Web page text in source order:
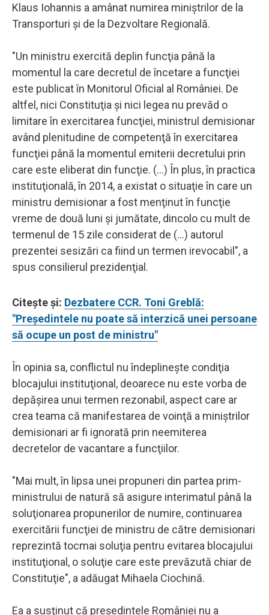
Klaus Iohannis a amânat numirea miniştrilor de la
Transporturi şi de la Dezvoltare Regională.
"Un ministru exercită deplin funcţia până la
momentul la care decretul de încetare a funcţiei
este publicat în Monitorul Oficial al României. De
altfel, nici Constituţia şi nici legea nu prevăd o
limitare în exercitarea funcţiei, ministrul demisionar
având plenitudine de competenţă în exercitarea
funcţiei până la momentul emiterii decretului prin
care este eliberat din funcţie. (...) În plus, în practica
instituţională, în 2014, a existat o situaţie în care un
ministru demisionar a fost menţinut în funcţie
vreme de două luni şi jumătate, dincolo cu mult de
termenul de 15 zile considerat de (...) autorul
prezentei sesizări ca fiind un termen irevocabil", a
spus consilierul prezidenţial.
Citește și: Dezbatere CCR. Toni Greblă:
"Preşedintele nu poate să interzică unei persoane
să ocupe un post de ministru"
În opinia sa, conflictul nu îndeplineşte condiţia
blocajului instituţional, deoarece nu este vorba de
depăşirea unui termen rezonabil, aspect care ar
crea teama că manifestarea de voinţă a miniştrilor
demisionari ar fi ignorată prin neemiterea
decretelor de vacantare a funcţiilor.
"Mai mult, în lipsa unei propuneri din partea prim-
ministrului de natură să asigure interimatul până la
soluţionarea propunerilor de numire, continuarea
exercitării funcţiei de ministru de către demisionari
reprezintă tocmai soluţia pentru evitarea blocajului
instituţional, o soluţie care este prevăzută chiar de
Constituţie", a adăugat Mihaela Ciochină.
Ea a susţinut că preşedintele României nu a